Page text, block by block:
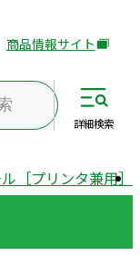
外
サ
別
ン
商品情報サイト
［プリンタ兼用］
詳細検索